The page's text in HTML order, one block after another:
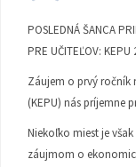
POSLEDNÁ ŠANCA
PRE UČITEĽOV: KEPU
Záujem o prvý ročník
(KEPU) nás príjemne
Niekoľko miest je
záujmom o